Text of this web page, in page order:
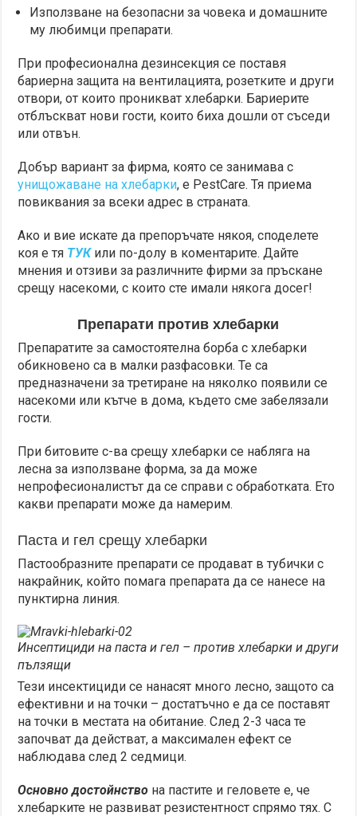
Използване на безопасни за човека и домашните
му любимци препарати.
При професионална дезинсекция се поставя
бариерна защита на вентилацията, розетките и други
отвори, от които проникват хлебарки. Бариерите
отблъскват нови гости, които биха дошли от съседи
или отвън.
Добър вариант за фирма, която се занимава с
унищожаване на хлебарки, е PestCare. Тя приема
повиквания за всеки адрес в страната.
Ако и вие искате да препоръчате някоя, споделете
коя е тя ТУКили по-долу в коментарите. Дайте
мнения и отзиви за различните фирми за пръскане
срещу насекоми, с които сте имали някога досег!
Препарати против хлебарки
Препаратите за самостоятелна борба с хлебарки
обикновено са в малки разфасовки. Те са
предназначени за третиране на няколко появили се
насекоми или кътче в дома, където сме забелязали
гости.
При битовите с-ва срещу хлебарки се набляга на
лесна за използване форма, за да може
непрофесионалистът да се справи с обработката. Ето
какви препарати може да намерим.
Паста и гел срещу хлебарки
Пастообразните препарати се продават в тубички с
накрайник, който помага препарата да се нанесе на
пунктирна линия.
Инсептициди на паста и гел – против хлебарки и други
пълзящи
Тези инсектициди се нанасят много лесно, защото са
ефективни и на точки – достатъчно е да се поставят
на точки в местата на обитание. След 2-3 часа те
започват да действат, а максимален ефект се
наблюдава след 2 седмици.
Основно достойнство на пастите и геловете е, че
хлебарките не развиват резистентност спрямо тях. С